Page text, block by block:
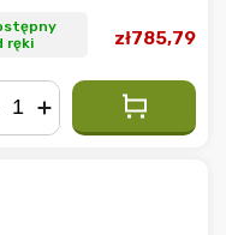
ręki
zł785,79